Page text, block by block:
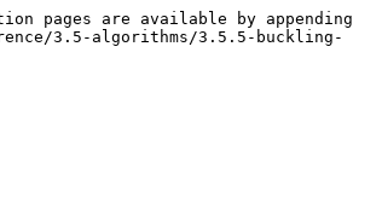
pages are available by appending
3.5-algorithms/3.5.5-buckling-